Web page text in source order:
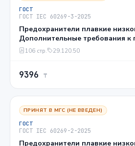
ГОСТ
ГОСТ IEC 60269-3-2025
Предохранители плавкие
Дополнительные требования к
бытового и аналогичного
106 стр. 29.120.50
9396 ₸
ПРИНЯТ В МГС (НЕ ВВЕДЕН)
ГОСТ
ГОСТ IEC 60269-2-2025
Предохранители плавкие